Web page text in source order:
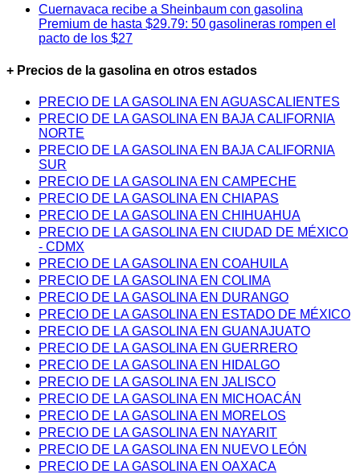
Cuernavaca recibe a Sheinbaum con gasolina
Premium de hasta $29.79: 50 gasolineras rompen el
pacto de los $27
+ Precios de la gasolina en otros estados
PRECIO DE LA GASOLINA EN AGUASCALIENTES
PRECIO DE LA GASOLINA EN BAJA CALIFORNIA
NORTE
PRECIO DE LA GASOLINA EN BAJA CALIFORNIA
SUR
PRECIO DE LA GASOLINA EN CAMPECHE
PRECIO DE LA GASOLINA EN CHIAPAS
PRECIO DE LA GASOLINA EN CHIHUAHUA
PRECIO DE LA GASOLINA EN CIUDAD DE MÉXICO
- CDMX
PRECIO DE LA GASOLINA EN COAHUILA
PRECIO DE LA GASOLINA EN COLIMA
PRECIO DE LA GASOLINA EN DURANGO
PRECIO DE LA GASOLINA EN ESTADO DE MÉXICO
PRECIO DE LA GASOLINA EN GUANAJUATO
PRECIO DE LA GASOLINA EN GUERRERO
PRECIO DE LA GASOLINA EN HIDALGO
PRECIO DE LA GASOLINA EN JALISCO
PRECIO DE LA GASOLINA EN MICHOACÁN
PRECIO DE LA GASOLINA EN MORELOS
PRECIO DE LA GASOLINA EN NAYARIT
PRECIO DE LA GASOLINA EN NUEVO LEÓN
PRECIO DE LA GASOLINA EN OAXACA